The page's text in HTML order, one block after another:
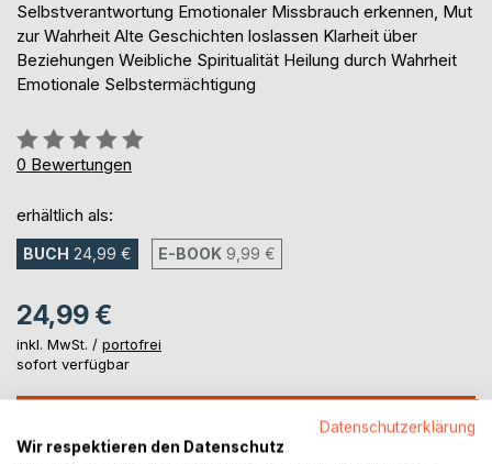
Selbstverantwortung Emotionaler Missbrauch erkennen, Mut
zur Wahrheit Alte Geschichten loslassen Klarheit über
Beziehungen Weibliche Spiritualität Heilung durch Wahrheit
Emotionale Selbstermächtigung
Bewertung::
0%
0 Bewertungen
erhältlich als:
BUCH 24,99 € E-BOOK 9,99 €
24,99 €
inkl. MwSt. / portofrei
sofort verfügbar
Datenschutzerklärung
Wir respektieren den Datenschutz